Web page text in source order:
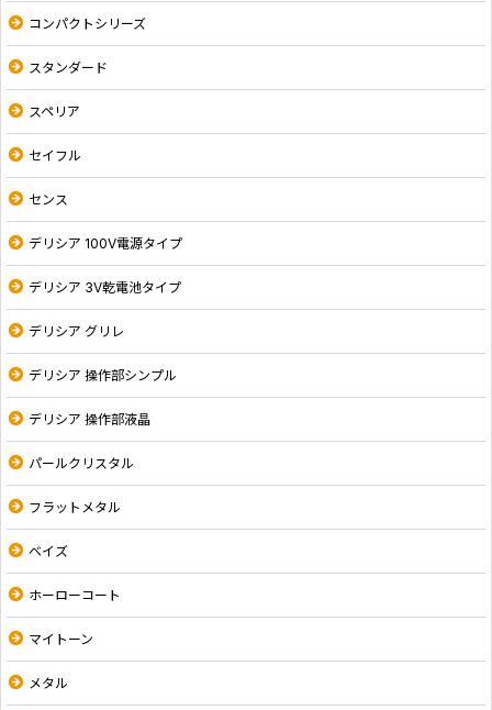
コンパクトシリーズ
スタンダード
スペリア
セイフル
センス
デリシア 100V電源タイプ
デリシア 3V乾電池タイプ
デリシア グリレ
デリシア 操作部シンプル
デリシア 操作部液晶
パールクリスタル
フラットメタル
ベイズ
ホーローコート
マイトーン
メタル